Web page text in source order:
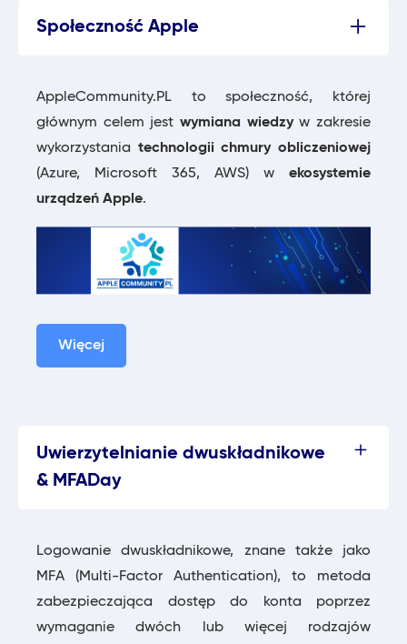
Społeczność Apple
AppleCommunity.PL to społeczność, której
głównym celem jest wymiana wiedzyw zakresie
wykorzystania technologii chmury obliczeniowej
(Azure, Microsoft 365, AWS) w ekosystemie
urządzeń Apple.
Więcej
Uwierzytelnianie dwuskładnikowe
& MFADay
Logowanie dwuskładnikowe, znane także jako
MFA (Multi-Factor Authentication), to metoda
zabezpieczająca dostęp do konta poprzez
wymaganie dwóch lub więcej rodzajów